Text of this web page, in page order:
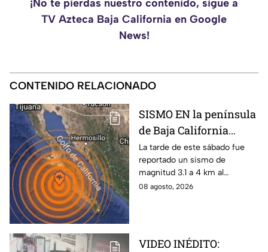
¡No te pierdas nuestro contenido, sigue a
TV Azteca Baja California en Google
News!
CONTENIDO RELACIONADO
SISMO EN la península
de Baja California
sacude San José del
Cabo
La tarde de este sábado fue
reportado un sismo de
magnitud 3.1 a 4 km al
noroeste de San José del
08 agosto, 2026
VIDEO INÉDITO: